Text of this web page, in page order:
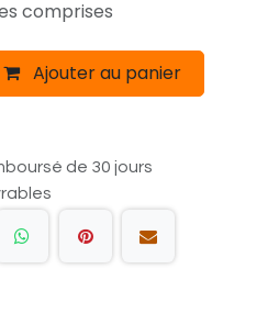
comprises
Ajouter au panier
de 30 jours